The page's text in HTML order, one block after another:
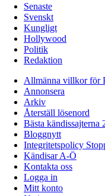
Senaste
Svenskt
Kungligt
Hollywood
Politik
Redaktion
Allmänna villkor för
Annonsera
Arkiv
Återställ lösenord
Bästa kändissajterna
Bloggnytt
Integritetspolicy
Kändisar A-Ö
Kontakta oss
Logga in
Mitt konto